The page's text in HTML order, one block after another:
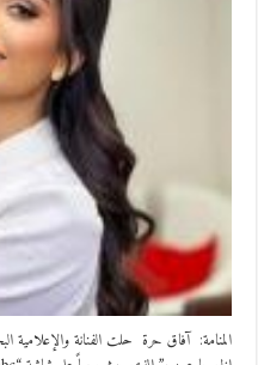
المنامة: آفاق حرة حلت الفنانة والإعلامية